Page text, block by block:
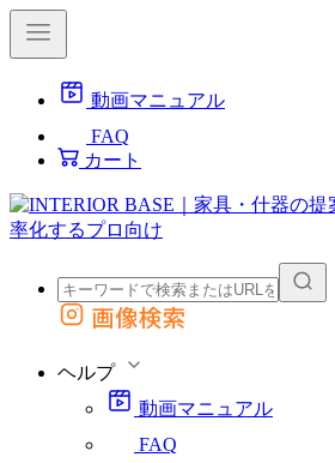
動画マニュアル
FAQ
カート
外部サイトの商品をカートに追加
画像検索
ヘルプ
動画マニュアル
FAQ